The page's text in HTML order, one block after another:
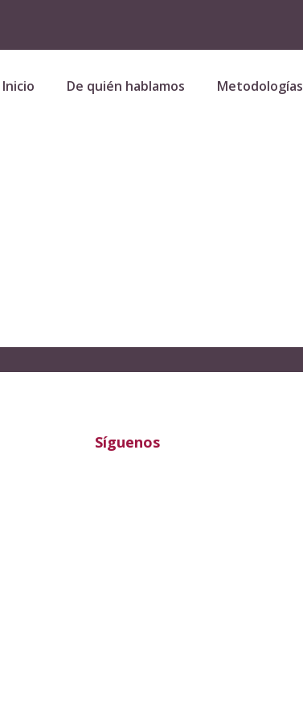
Inicio De quién hablamos Metodologías
Síguenos